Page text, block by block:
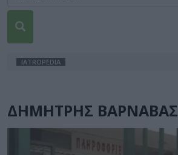
IATROPEDIA
ΔΗΜΗΤΡΗΣ ΒΑΡΝΑΒΑΣ